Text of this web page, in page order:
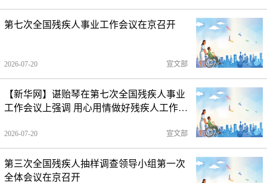
第七次全国残疾人事业工作会议在京召开
2026-07-20 宣文部
【新华网】谌贻琴在第七次全国残疾人事业
工作会议上强调 用心用情做好残疾人工作
2026-07-20 宣文部
第三次全国残疾人抽样调查领导小组第一次
全体会议在京召开